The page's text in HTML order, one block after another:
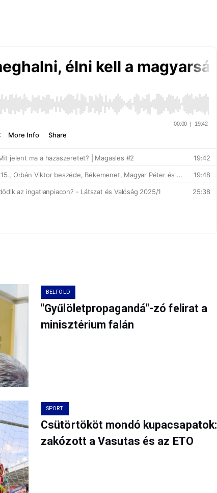
BELFÖLD
"Gyűlöletpropagandá"-zó felirat a
minisztérium falán
SPORT
Csütörtököt mondó kupacsapatok:
zakózott a Vasutas és az ETO